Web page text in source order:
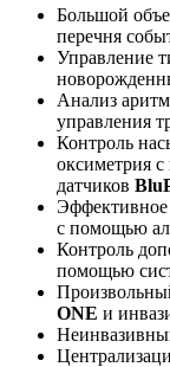
Большой
перечня
Управление
Анализ
управления
Контроль
оксиметрия
датчиков
Эффективное
с помощью
Контроль
помощью
ONE и